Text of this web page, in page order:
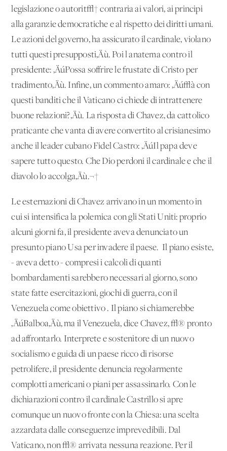
legislazione o autorit√† contraria ai valori, ai principi
alla garanzie democratiche e al rispetto dei diritti umani.
Le azioni del governo, ha assicurato il cardinale, violano
tutti questi presupposti‚Äù. Poi l'anatema contro il
presidente: ‚ÄúPossa soffrire le frustate di Cristo per
tradimento‚Äù. Infine, un commento amaro: ‚Äú√à con
questi banditi che il Vaticano ci chiede di intrattenere
buone relazioni?‚Äù. La risposta di Chavez, da cattolico
praticante che vanta di avere convertito al crisianesimo
anche il leader cubano Fidel Castro: ‚ÄúIl papa deve
sapere tutto questo. Che Dio perdoni il cardinale e che il
diavolo lo accolga‚Äù.¬†
Le esternazioni di Chavez arrivano in un momento in
cui si intensifica la polemica con gli Stati Uniti: proprio
alcuni giorni fa, il presidente aveva denunciato un
presunto piano Usa per invadere il paese. 'Il piano esiste,
- aveva detto - compresi i calcoli di quanti
bombardamenti sarebbero necessari al giorno, sono
state fatte esercitazioni, giochi di guerra, con il
Venezuela come obiettivo'. Il piano si chiamerebbe
‚ÄúBalboa‚Äù, ma il Venezuela, dice Chavez, √® pronto
ad affrontarlo. Interprete e sostenitore di un nuovo
socialismo e guida di un paese ricco di risorse
petrolifere, il presidente denuncia regolarmente
complotti americani o piani per assassinarlo. Con le
dichiarazioni contro il cardinale Castrillo si apre
comunque un nuovo fronte con la Chiesa: una scelta
azzardata dalle conseguenze imprevedibili. Dal
Vaticano, non √® arrivata nessuna reazione. Per il